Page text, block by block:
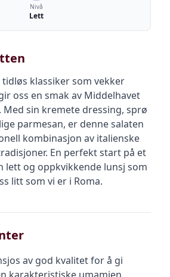
Nivå
Lett
tidløs klassiker som vekker
oss en smak av Middelhavet
sin kremete dressing, sprø
parmesan, er denne salaten
kombinasjon av italienske
En perfekt start på et
lett og oppkvikkende lunsj som
litt som vi er i Roma.
av god kvalitet for å gi